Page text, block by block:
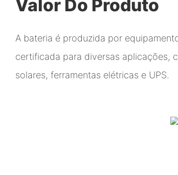
Valor Do Produto
A bateria é produzida por
certificada para diversas aplicações,
solares, ferramentas elétricas e UPS.